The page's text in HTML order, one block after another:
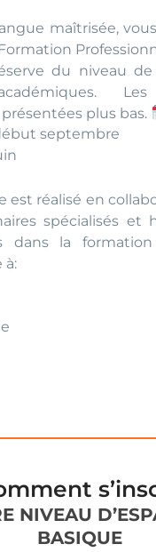
maîtrisée,
du niveau
plus bas.
septembre
est réalisé en
spécialisés et
dans la
à:
NIVEAU
BASIQUE